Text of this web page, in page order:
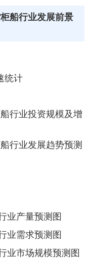
船行业发展前景
统计
行业投资规模及增
行业发展趋势预测
业产量预测图
业需求预测图
业市场规模预测图